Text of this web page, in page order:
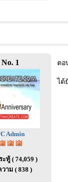
No. 1
Admin
ทู้ ( 74,059 )
าม ( 838 )
ตอ
ได้